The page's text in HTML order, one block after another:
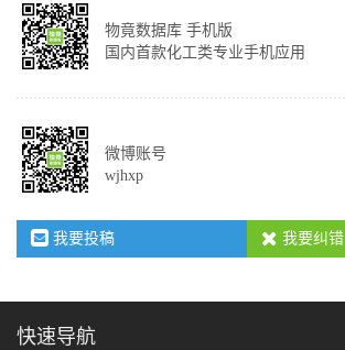
物竟数据库 手机版
国内首款化工类专业手机应用
微博账号
wjhxp
我要投稿 我要纠错
快速导航